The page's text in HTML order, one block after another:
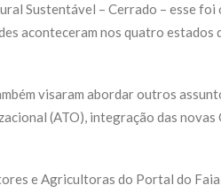
Sustentável – Cerrado – esse
aconteceram nos quatro estados
visaram abordar outros
(ATO), integração das novas
e Agricultoras do Portal do